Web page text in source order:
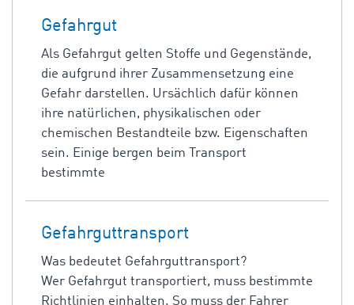
Gefahrgut
Als Gefahrgut gelten Stoffe und Gegenstände,
die aufgrund ihrer Zusammensetzung eine
Gefahr darstellen. Ursächlich dafür können
ihre natürlichen, physikalischen oder
chemischen Bestandteile bzw. Eigenschaften
sein. Einige bergen beim Transport
bestimmte
Gefahrguttransport
Was bedeutet Gefahrguttransport?
Wer Gefahrgut transportiert, muss bestimmte
Richtlinien einhalten. So muss der Fahrer